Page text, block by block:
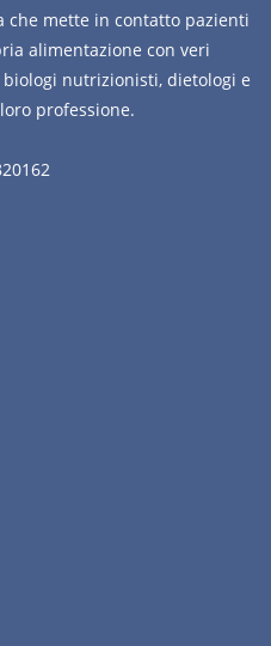
mette in contatto pazienti
alimentazione con veri
nutrizionisti, dietologi e
professione.